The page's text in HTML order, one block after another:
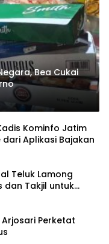
Bea Cukai
Kominfo Jatim
Aplikasi Bajakan
Teluk Lamong
dan Takjil untuk
Perketat